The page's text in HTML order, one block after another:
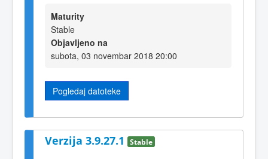
Maturity
Stable
Objavljeno na
subota, 03 novembar 2018 20:00
Pogledaj datoteke
Verzija 3.9.27.1 Stable